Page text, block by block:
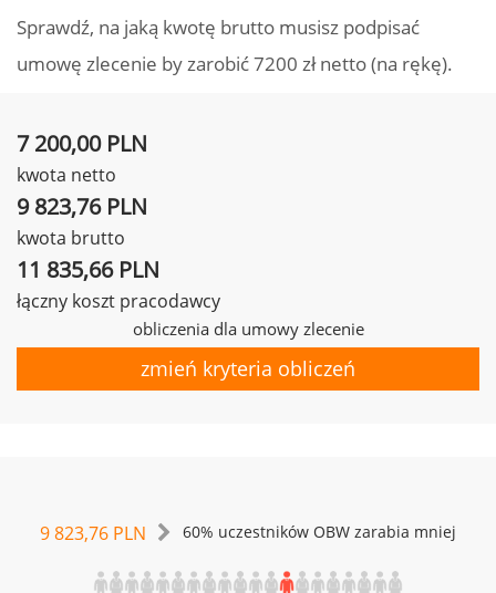
Sprawdź, na jaką kwotę brutto musisz podpisać
umowę zlecenie by zarobić 7200 zł netto (na rękę).
7 200,00 PLN
kwota netto
9 823,76 PLN
kwota brutto
11 835,66 PLN
łączny koszt pracodawcy
obliczenia dla umowy zlecenie
zmień kryteria obliczeń
9 823,76 PLN 60% uczestników OBW zarabia mniej